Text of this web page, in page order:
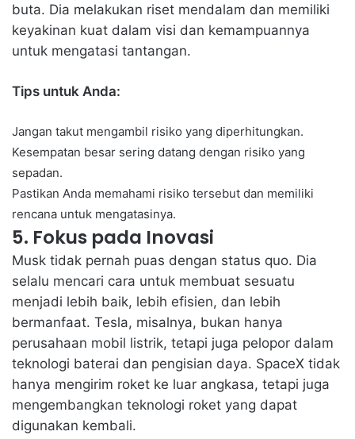
buta. Dia melakukan riset mendalam dan memiliki
keyakinan kuat dalam visi dan kemampuannya
untuk mengatasi tantangan.
Tips untuk Anda:
Jangan takut mengambil risiko yang diperhitungkan.
Kesempatan besar sering datang dengan risiko yang
sepadan.
Pastikan Anda memahami risiko tersebut dan memiliki
rencana untuk mengatasinya.
5. Fokus pada Inovasi
Musk tidak pernah puas dengan status quo. Dia
selalu mencari cara untuk membuat sesuatu
menjadi lebih baik, lebih efisien, dan lebih
bermanfaat. Tesla, misalnya, bukan hanya
perusahaan mobil listrik, tetapi juga pelopor dalam
teknologi baterai dan pengisian daya. SpaceX tidak
hanya mengirim roket ke luar angkasa, tetapi juga
mengembangkan teknologi roket yang dapat
digunakan kembali.